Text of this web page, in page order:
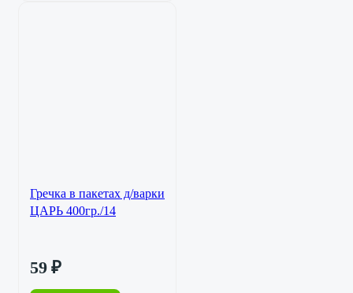
Гречка в пакетах д/варки
ЦАРЬ 400гр./14
59 ₽